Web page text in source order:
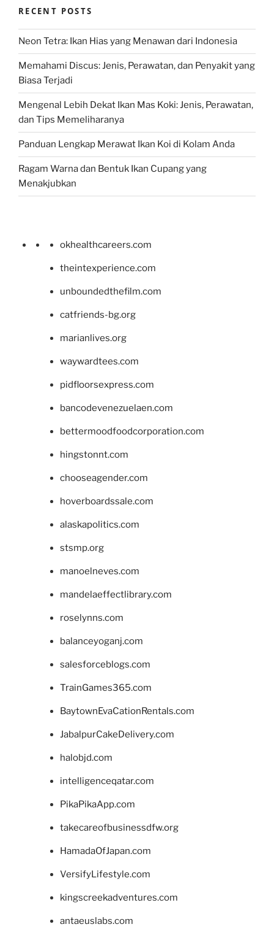
RECENT POSTS
Neon Tetra: Ikan Hias yang Menawan dari Indonesia
Memahami Discus: Jenis, Perawatan, dan Penyakit yang
Biasa Terjadi
Mengenal Lebih Dekat Ikan Mas Koki: Jenis, Perawatan,
dan Tips Memeliharanya
Panduan Lengkap Merawat Ikan Koi di Kolam Anda
Ragam Warna dan Bentuk Ikan Cupang yang
Menakjubkan
okhealthcareers.com
theintexperience.com
unboundedthefilm.com
catfriends-bg.org
marianlives.org
waywardtees.com
pidfloorsexpress.com
bancodevenezuelaen.com
bettermoodfoodcorporation.com
hingstonnt.com
chooseagender.com
hoverboardssale.com
alaskapolitics.com
stsmp.org
manoelneves.com
mandelaeffectlibrary.com
roselynns.com
balanceyoganj.com
salesforceblogs.com
TrainGames365.com
BaytownEvaCationRentals.com
JabalpurCakeDelivery.com
halobjd.com
intelligenceqatar.com
PikaPikaApp.com
takecareofbusinessdfw.org
HamadaOfJapan.com
VersifyLifestyle.com
kingscreekadventures.com
antaeuslabs.com